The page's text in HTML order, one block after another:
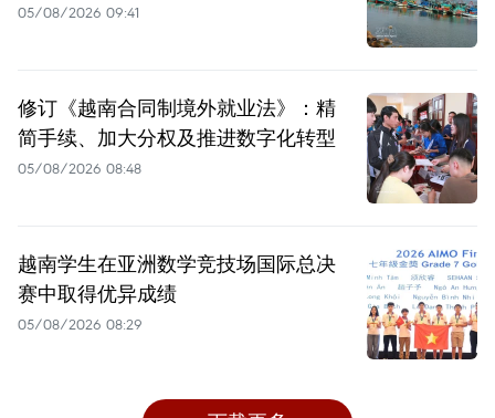
05/08/2026 09:41
修订《越南合同制境外就业法》：精
简手续、加大分权及推进数字化转型
05/08/2026 08:48
越南学生在亚洲数学竞技场国际总决
赛中取得优异成绩
05/08/2026 08:29